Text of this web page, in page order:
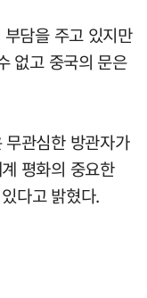
담을 주고 있지만
없고 중국의 문은
관심한 방관자가
평화의 중요한
다고 밝혔다.